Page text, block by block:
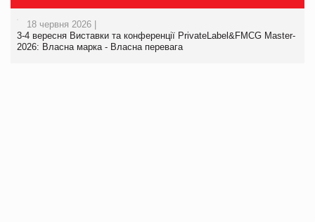
18 червня 2026 |
3-4 вересня Виставки та конференції PrivateLabel&FMCG Master-
2026: Власна марка - Власна перевага